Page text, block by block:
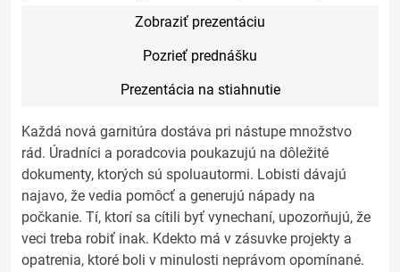
Zobraziť prezentáciu
Pozrieť prednášku
Prezentácia na stiahnutie
Každá nová garnitúra dostáva pri nástupe množstvo
rád. Úradníci a poradcovia poukazujú na dôležité
dokumenty, ktorých sú spoluautormi. Lobisti dávajú
najavo, že vedia pomôcť a generujú nápady na
počkanie. Tí, ktorí sa cítili byť vynechaní, upozorňujú, že
veci treba robiť inak. Kdekto má v zásuvke projekty a
opatrenia, ktoré boli v minulosti neprávom opomínané.